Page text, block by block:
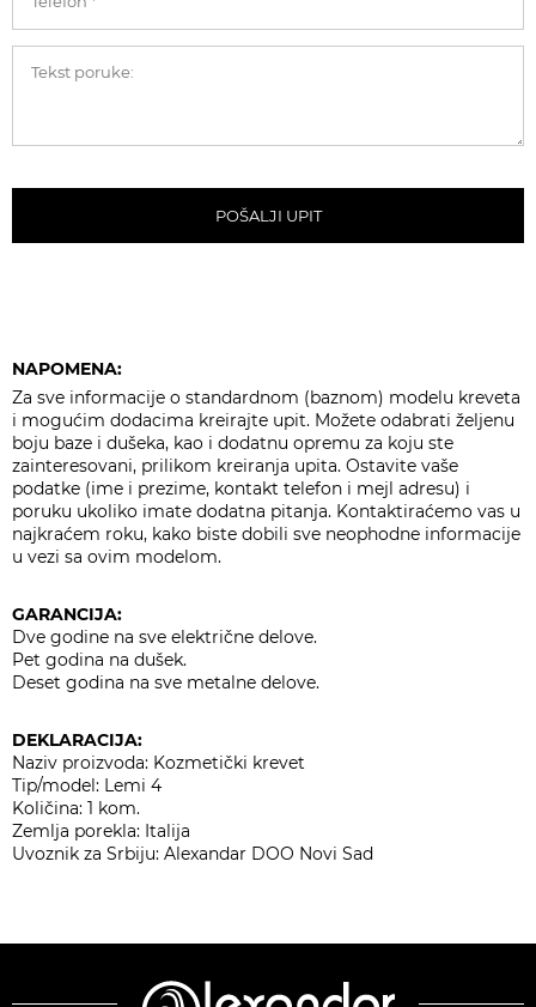
NAPOMENA:
Za sve informacije o standardnom (baznom) modelu kreveta
i mogućim dodacima kreirajte upit. Možete odabrati željenu
boju baze i dušeka, kao i dodatnu opremu za koju ste
zainteresovani, prilikom kreiranja upita. Ostavite vaše
podatke (ime i prezime, kontakt telefon i mejl adresu) i
poruku ukoliko imate dodatna pitanja. Kontaktiraćemo vas u
najkraćem roku, kako biste dobili sve neophodne informacije
u vezi sa ovim modelom.
GARANCIJA:
Dve godine na sve električne delove.
Pet godina na dušek.
Deset godina na sve metalne delove.
DEKLARACIJA:
Naziv proizvoda: Kozmetički krevet
Tip/model: Lemi 4
Količina: 1 kom.
Zemlja porekla: Italija
Uvoznik za Srbiju: Alexandar DOO Novi Sad